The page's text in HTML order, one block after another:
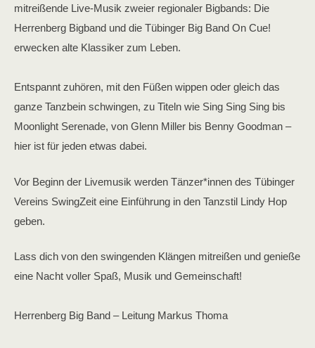
mitreißende Live-Musik zweier regionaler Bigbands: Die
Herrenberg Bigband und die Tübinger Big Band On Cue!
erwecken alte Klassiker zum Leben.
Entspannt zuhören, mit den Füßen wippen oder gleich das
ganze Tanzbein schwingen, zu Titeln wie Sing Sing Sing bis
Moonlight Serenade, von Glenn Miller bis Benny Goodman –
hier ist für jeden etwas dabei.
Vor Beginn der Livemusik werden Tänzer*innen des Tübinger
Vereins SwingZeit eine Einführung in den Tanzstil Lindy Hop
geben.
Lass dich von den swingenden Klängen mitreißen und genieße
eine Nacht voller Spaß, Musik und Gemeinschaft!
Herrenberg Big Band – Leitung Markus Thoma